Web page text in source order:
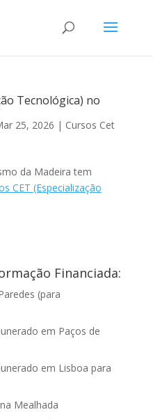
Tecnológica) no
25, 2026 | Cursos Cet
da Madeira tem
CET (Especialização
Financiada:
(para
em Paços de
em Lisboa para
Mealhada